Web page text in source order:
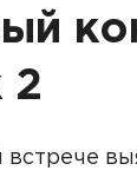
2
встрече